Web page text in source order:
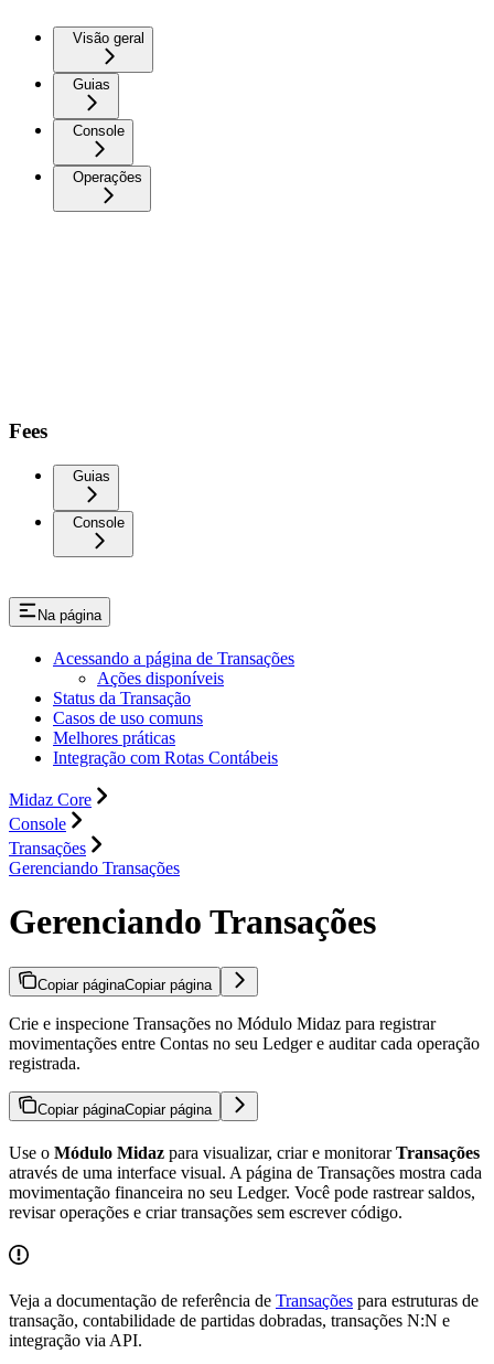
Visão geral
Guias
Console
Operações
Fees
Guias
Console
Na página
Acessando a página de Transações
Ações disponíveis
Status da Transação
Casos de uso comuns
Melhores práticas
Integração com Rotas Contábeis
Midaz Core
Console
Transações
Gerenciando Transações
Gerenciando Transações
Copiar páginaCopiar página
Crie e inspecione Transações no Módulo Midaz para registrar
movimentações entre Contas no seu Ledger e auditar cada operação
registrada.
Copiar páginaCopiar página
Use o Módulo Midaz para visualizar, criar e monitorarTransações
através de uma interface visual. A página de Transações mostra cada
movimentação financeira no seu Ledger. Você pode rastrear saldos,
revisar operações e criar transações sem escrever código.
Veja a documentação de referência de Transações para estruturas de
transação, contabilidade de partidas dobradas, transações N:N e
integração via API.